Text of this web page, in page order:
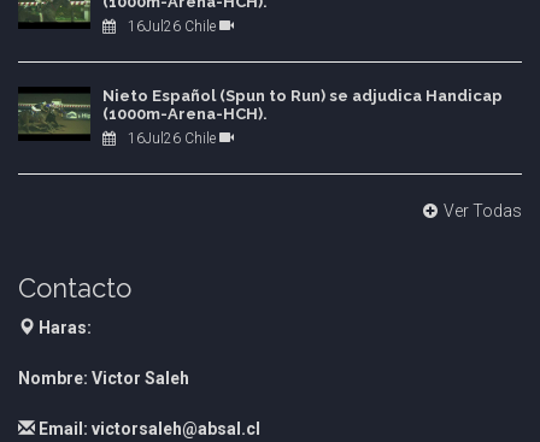
16Jul26 Chile
Nieto Español (Spun to Run) se adjudica Handicap
(1000m-Arena-HCH).
16Jul26 Chile
Ver Todas
Contacto
Haras:
Nombre: Victor Saleh
Email: victorsaleh@absal.cl